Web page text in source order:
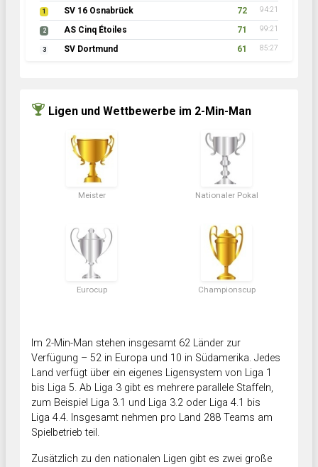
1 SV 16 Osnabrück 72 94:21
2 AS Cinq Étoiles 71 99:21
3 SV Dortmund 61 85:27
Ligen und Wettbewerbe im 2-Min-Man
Meister Nationaler Pokal
Eurocup Championscup
Im 2-Min-Man stehen insgesamt 62 Länder zur
Verfügung – 52 in Europa und 10 in Südamerika. Jedes
Land verfügt über ein eigenes Ligensystem von Liga 1
bis Liga 5. Ab Liga 3 gibt es mehrere parallele Staffeln,
zum Beispiel Liga 3.1 und Liga 3.2 oder Liga 4.1 bis
Liga 4.4. Insgesamt nehmen pro Land 288 Teams am
Spielbetrieb teil.
Zusätzlich zu den nationalen Ligen gibt es zwei große